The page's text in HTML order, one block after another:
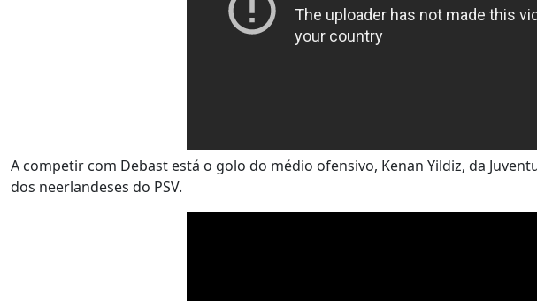
A competir com Debast está o golo do médio ofensivo, Kenan Yildiz, da
dos neerlandeses do PSV.